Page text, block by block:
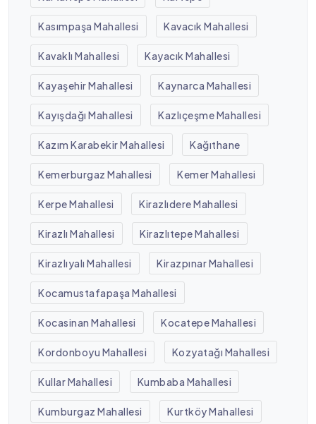
Kasımpaşa Mahallesi Kavacık Mahallesi
Kavaklı Mahallesi Kayacık Mahallesi
Kayaşehir Mahallesi Kaynarca Mahallesi
Kayışdağı Mahallesi Kazlıçeşme Mahallesi
Kazım Karabekir Mahallesi Kağıthane
Kemerburgaz Mahallesi Kemer Mahallesi
Kerpe Mahallesi Kirazlıdere Mahallesi
Kirazlı Mahallesi Kirazlıtepe Mahallesi
Kirazlıyalı Mahallesi Kirazpınar Mahallesi
Kocamustafapaşa Mahallesi
Kocasinan Mahallesi Kocatepe Mahallesi
Kordonboyu Mahallesi Kozyatağı Mahallesi
Kullar Mahallesi Kumbaba Mahallesi
Kumburgaz Mahallesi Kurtköy Mahallesi